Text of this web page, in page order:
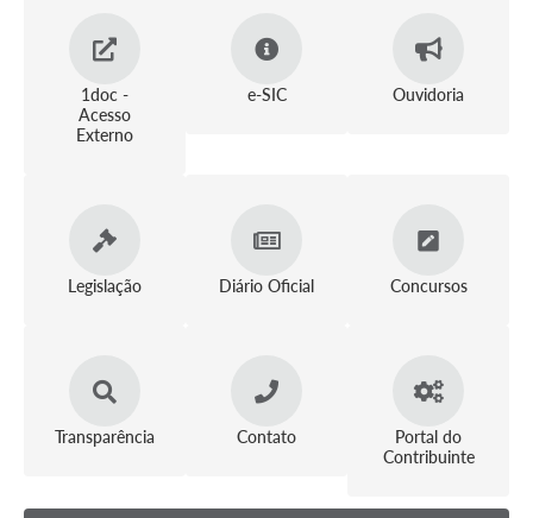
1doc -
Acesso
Externo
e-SIC Ouvidoria
Legislação Diário Oficial Concursos
Transparência Contato
Portal do
Contribuinte